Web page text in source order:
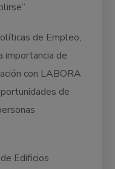
de Empleo,
importancia de
con LABORA
de
Edificios